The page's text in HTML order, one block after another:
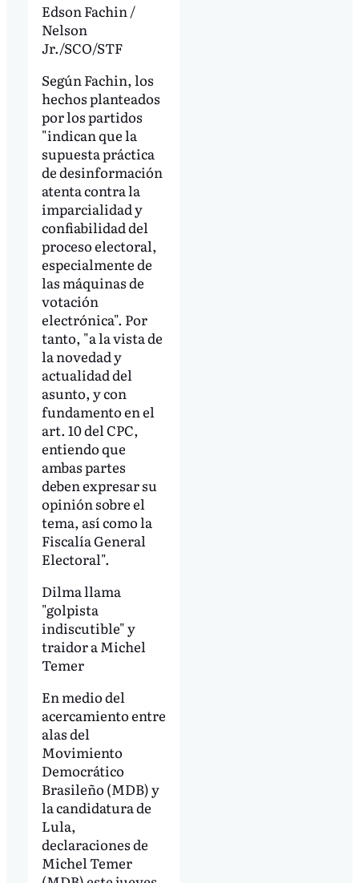
Edson Fachin /
Nelson
Jr./SCO/STF
Según Fachin, los
hechos planteados
por los partidos
"indican que la
supuesta práctica
de desinformación
atenta contra la
imparcialidad y
confiabilidad del
proceso electoral,
especialmente de
las máquinas de
votación
electrónica". Por
tanto, "a la vista de
la novedad y
actualidad del
asunto, y con
fundamento en el
art. 10 del CPC,
entiendo que
ambas partes
deben expresar su
opinión sobre el
tema, así como la
Fiscalía General
Electoral".
Dilma llama
"golpista
indiscutible" y
traidor a Michel
Temer
En medio del
acercamiento entre
alas del
Movimiento
Democrático
Brasileño (MDB) y
la candidatura de
Lula,
declaraciones de
Michel Temer